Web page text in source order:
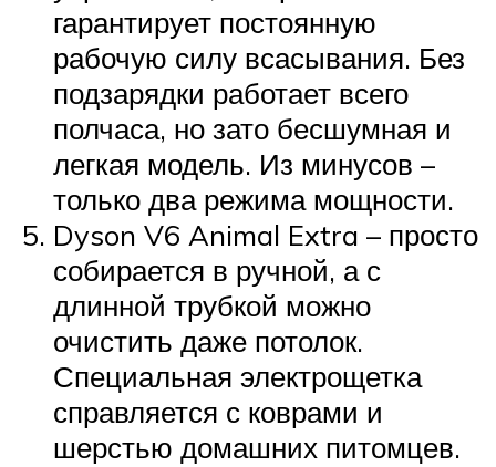
гарантирует постоянную
рабочую силу всасывания. Без
подзарядки работает всего
полчаса, но зато бесшумная и
легкая модель. Из минусов –
только два режима мощности.
Dyson V6 Animal Extra – просто
собирается в ручной, а с
длинной трубкой можно
очистить даже потолок.
Специальная электрощетка
справляется с коврами и
шерстью домашних питомцев.